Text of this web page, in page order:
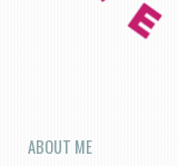
ABOUT ME